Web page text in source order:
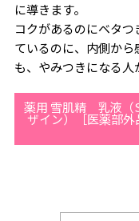
に導きます。
コクがあるのにベタ
ているのに、内側か
も、やみつきになる人
薬用 雪肌精 乳液（
ザイン）［医薬部外